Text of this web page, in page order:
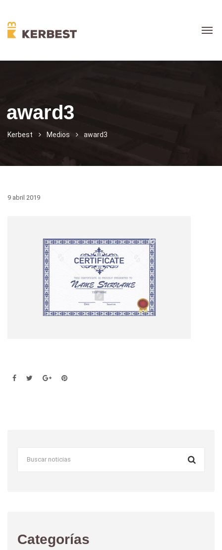
award3
Kerbest Medios award3
9 abril 2019
Categorías